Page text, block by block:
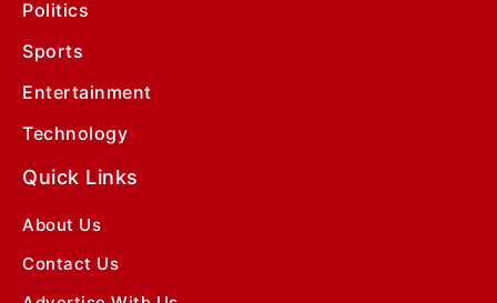
Politics
Sports
Entertainment
Technology
Quick Links
About Us
Contact Us